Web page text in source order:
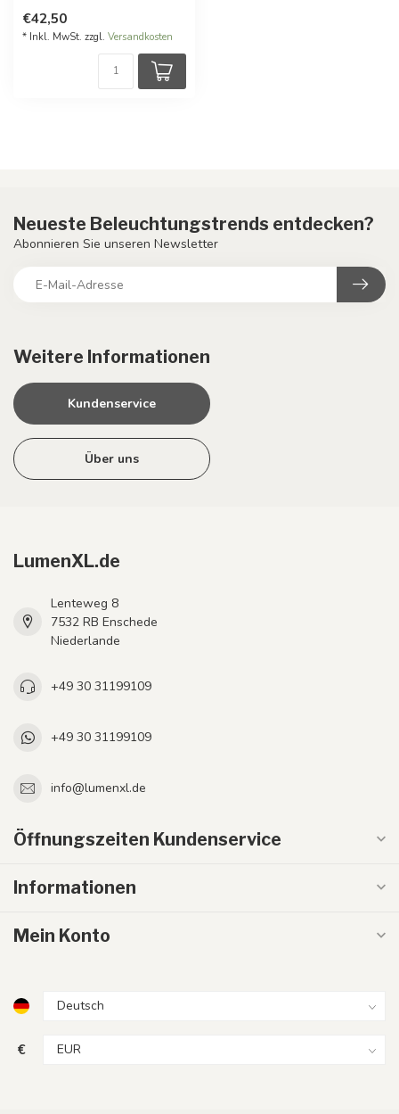
€42,50
* Inkl. MwSt. zzgl. Versandkosten
Weitere Informationen
Kundenservice
Über uns
Neueste Beleuchtungstrends entdecken?
Abonnieren Sie unseren Newsletter
LumenXL.de
Lenteweg 8
7532 RB Enschede
Niederlande
+49 30 31199109
+49 30 31199109
info@lumenxl.de
Öffnungszeiten Kundenservice
Informationen
Mein Konto
€